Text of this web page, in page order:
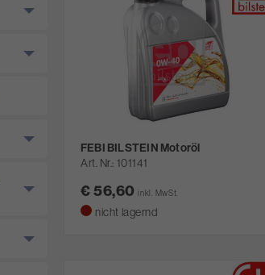
FEBI BILSTEIN Motoröl
Art. Nr. 101141
€ 56,60inkl. MwSt.
nicht lagernd